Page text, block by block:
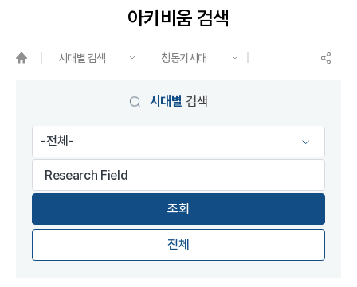
아키비움 검색
시대별 검색 청동기시대
시대별 검색
전체